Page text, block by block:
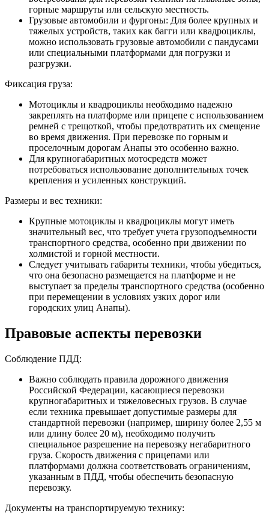
горные маршруты или сельскую местность.
Грузовые автомобили и фургоны: Для более крупных и
тяжелых устройств, таких как багги или квадроциклы,
можно использовать грузовые автомобили с пандусами
или специальными платформами для погрузки и
разгрузки.
Фиксация груза:
Мотоциклы и квадроциклы необходимо надежно
закреплять на платформе или прицепе с использованием
ремней с трещоткой, чтобы предотвратить их смещение
во время движения. При перевозке по горным и
проселочным дорогам Анапы это особенно важно.
Для крупногабаритных мотосредств может
потребоваться использование дополнительных точек
крепления и усиленных конструкций.
Размеры и вес техники:
Крупные мотоциклы и квадроциклы могут иметь
значительный вес, что требует учета грузоподъемности
транспортного средства, особенно при движении по
холмистой и горной местности.
Следует учитывать габариты техники, чтобы убедиться,
что она безопасно размещается на платформе и не
выступает за пределы транспортного средства (особенно
при перемещении в условиях узких дорог или
городских улиц Анапы).
Правовые аспекты перевозки
Соблюдение ПДД:
Важно соблюдать правила дорожного движения
Российской Федерации, касающиеся перевозки
крупногабаритных и тяжеловесных грузов. В случае
если техника превышает допустимые размеры для
стандартной перевозки (например, ширину более 2,55 м
или длину более 20 м), необходимо получить
специальное разрешение на перевозку негабаритного
груза. Скорость движения с прицепами или
платформами должна соответствовать ограничениям,
указанным в ПДД, чтобы обеспечить безопасную
перевозку.
Документы на транспортируемую технику: